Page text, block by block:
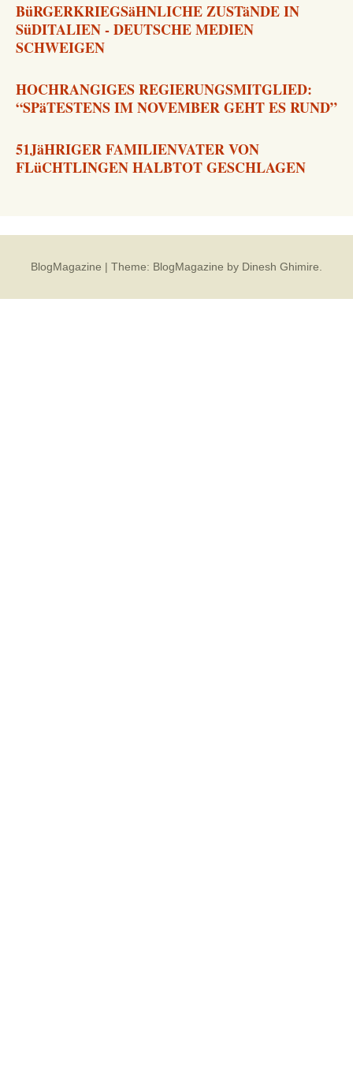
BüRGERKRIEGSäHNLICHE ZUSTäNDE IN
SüDITALIEN - DEUTSCHE MEDIEN
SCHWEIGEN
HOCHRANGIGES REGIERUNGSMITGLIED:
“SPäTESTENS IM NOVEMBER GEHT ES RUND”
51JäHRIGER FAMILIENVATER VON
FLüCHTLINGEN HALBTOT GESCHLAGEN
BlogMagazine | Theme: BlogMagazine by Dinesh Ghimire